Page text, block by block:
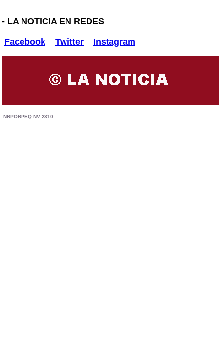
- LA NOTICIA EN REDES
Facebook Twitter Instagram
.NRPORPEQ NV 2310